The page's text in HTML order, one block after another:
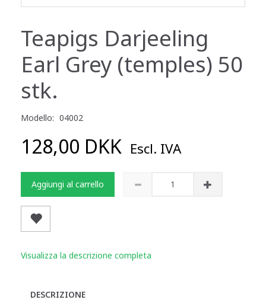
Teapigs Darjeeling
Earl Grey (temples) 50
stk.
Modello: 04002
128,00 DKK Escl. IVA
Aggiungi al carrello
Visualizza la descrizione completa
DESCRIZIONE